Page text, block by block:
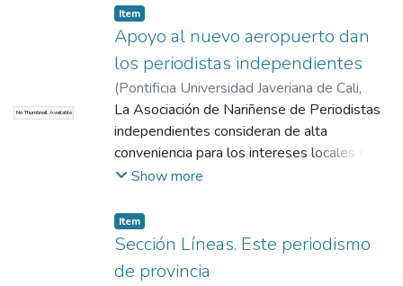
su pasada visita a Bogotá. Publican la nota
editorial: Gobernador de Nariño en su
entrevista con el Presidente no se ha ido
por las ramas y llevó una patética
perspectiva de la realidad nariñense con el
objetivo de obtener apoyo del gobierno.
Nada justifica la lentitud con la cual se
realizan las obras del Plan Vial Nacional y el
aeropuerto Cano, el abandono de Tumaco, la
Ipiales y Rumichaca, la carretera
Panamericana. Finalmente, expresa que
Nariño está en pie y lo celebran vivamente
No Thumbnail Available
Item
Apoyo al nuevo aeropuerto dan
los periodistas independientes
(Pontificia Universidad Javeriana de Cali,
1965)El Radio
La Asociación de Nariñense de Periodistas
independientes consideran de alta
conveniencia para los intereses locales el
proyecto de construcción del aeropuerto.
la Asociación (Puyana) en la cual expresan
apoyo al proyecto.
Show more
Item
Sección Líneas. Este periodismo
de provincia